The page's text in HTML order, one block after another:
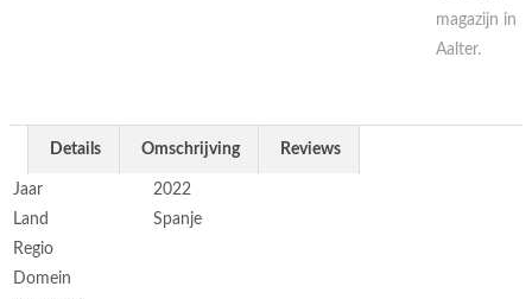
magazijn in
Aalter.
Details Omschrijving Reviews
Jaar
2022
Land
Spanje
Regio
Domein